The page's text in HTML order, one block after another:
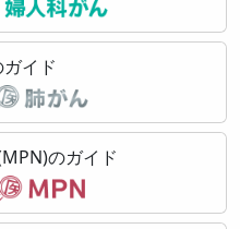
イド
のガイド